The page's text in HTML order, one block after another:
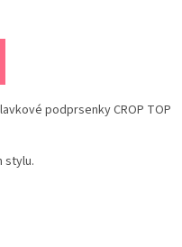
podprsenky CROP TOP
stylu.